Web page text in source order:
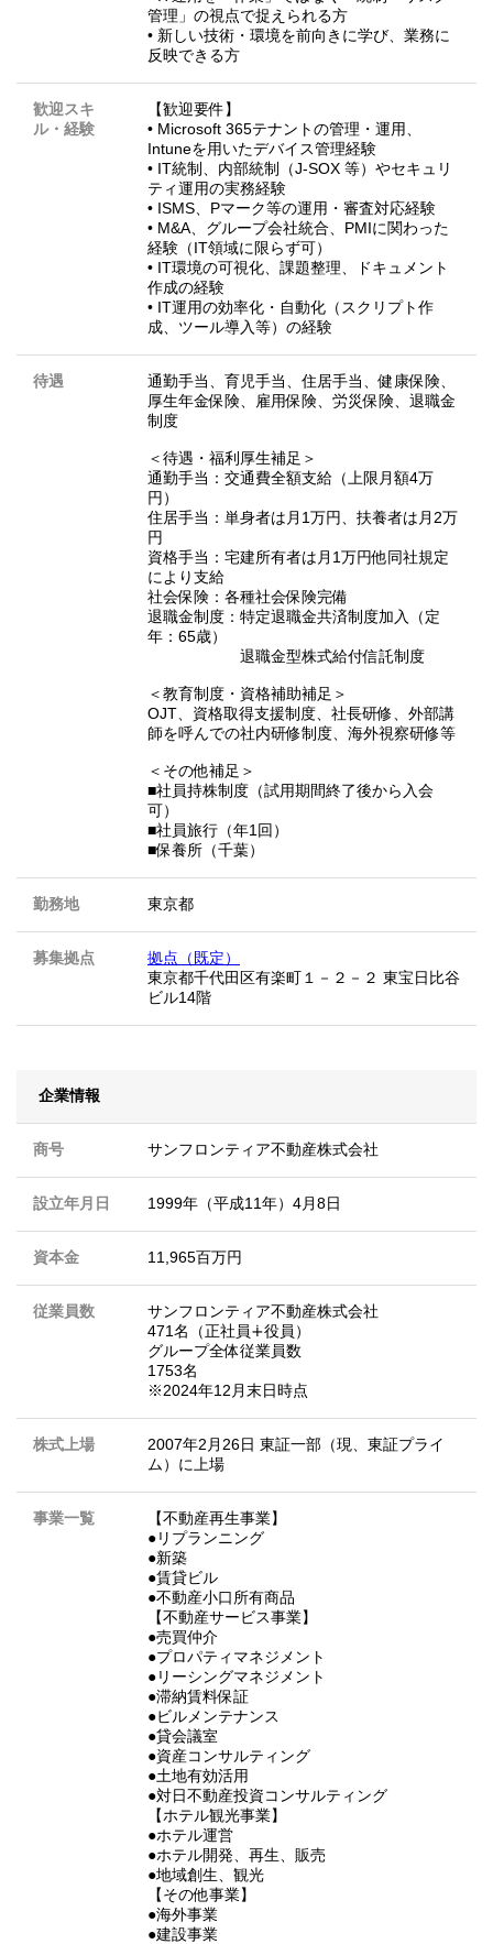
管理」の視点で捉えられる方
• 新しい技術・環境を前向きに学び、業務に
反映できる方
歓迎スキ
ル・経験
【歓迎要件】
• Microsoft 365テナントの管理・運用、
Intuneを用いたデバイス管理経験
• IT統制、内部統制（J-SOX 等）やセキュリ
ティ運用の実務経験
• ISMS、Pマーク等の運用・審査対応経験
• M&A、グループ会社統合、PMIに関わった
経験（IT領域に限らず可）
• IT環境の可視化、課題整理、ドキュメント
作成の経験
• IT運用の効率化・自動化（スクリプト作
成、ツール導入等）の経験
待遇
通勤手当、育児手当、住居手当、健康保険、
厚生年金保険、雇用保険、労災保険、退職金
制度
＜待遇・福利厚生補足＞
通勤手当：交通費全額支給（上限月額4万
円）
住居手当：単身者は月1万円、扶養者は月2万
円
資格手当：宅建所有者は月1万円他同社規定
により支給
社会保険：各種社会保険完備
退職金制度：特定退職金共済制度加入（定
年：65歳）
退職金型株式給付信託制度
＜教育制度・資格補助補足＞
OJT、資格取得支援制度、社長研修、外部講
師を呼んでの社内研修制度、海外視察研修等
＜その他補足＞
■社員持株制度（試用期間終了後から入会
可）
■社員旅行（年1回）
■保養所（千葉）
勤務地 東京都
募集拠点
拠点（既定）
東京都千代田区有楽町１－２－２ 東宝日比谷
ビル14階
企業情報
商号 サンフロンティア不動産株式会社
設立年月日 1999年（平成11年）4月8日
資本金 11,965百万円
従業員数
サンフロンティア不動産株式会社
471名（正社員∔役員）
グループ全体従業員数
1753名
※2024年12月末日時点
株式上場
2007年2月26日 東証一部（現、東証プライ
ム）に上場
事業一覧
【不動産再生事業】
●リプランニング
●新築
●賃貸ビル
●不動産小口所有商品
【不動産サービス事業】
●売買仲介
●プロパティマネジメント
●リーシングマネジメント
●滞納賃料保証
●ビルメンテナンス
●貸会議室
●資産コンサルティング
●土地有効活用
●対日不動産投資コンサルティング
【ホテル観光事業】
●ホテル運営
●ホテル開発、再生、販売
●地域創生、観光
【その他事業】
●海外事業
●建設事業